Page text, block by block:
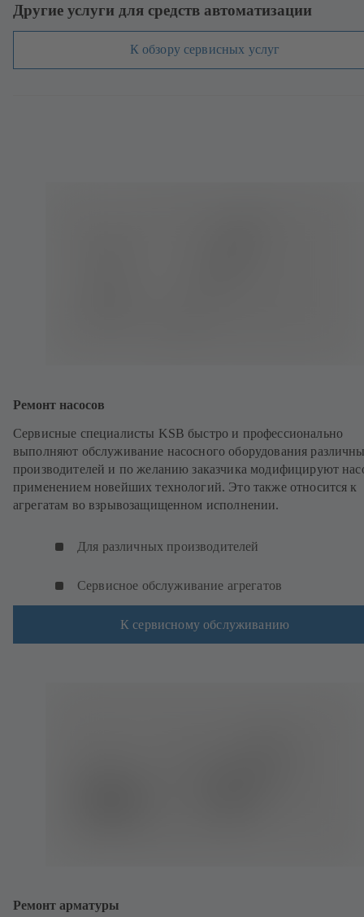
Другие услуги для средств автоматизации
К обзору сервисных услуг
Ремонт насосов
Сервисные специалисты KSB быстро и профессионально
выполняют обслуживание насосного оборудования
производителей и по желанию заказчика модифицируют
применением новейших технологий. Это также относится к
агрегатам во взрывозащищенном исполнении.
Для различных производителей
Сервисное обслуживание агрегатов
К сервисному обслуживанию
Ремонт арматуры